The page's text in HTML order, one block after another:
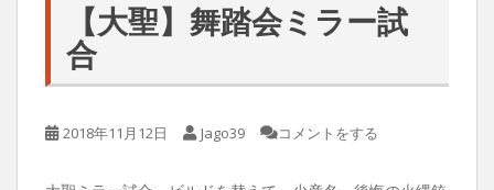
【大聖】舞踏会ミラー試
合
2018年11月12日 Jago39 コメントをする